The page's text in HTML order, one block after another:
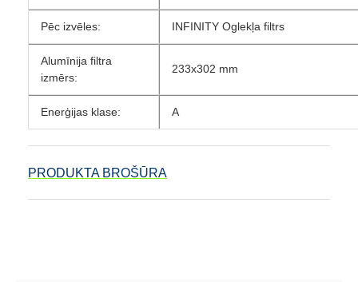
Pēc izvēles: INFINITY Oglekļa filtrs
Alumīnija filtra
izmērs:
233x302 mm
Enerģijas klase: A
PRODUKTA BROŠŪRA